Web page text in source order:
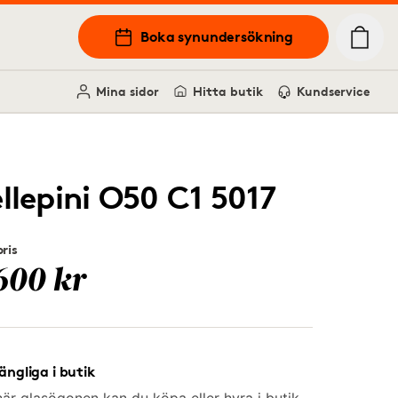
Boka synundersökning
Mina sidor Hitta butik Kundservice
O50 C1 5017
kr
i butik